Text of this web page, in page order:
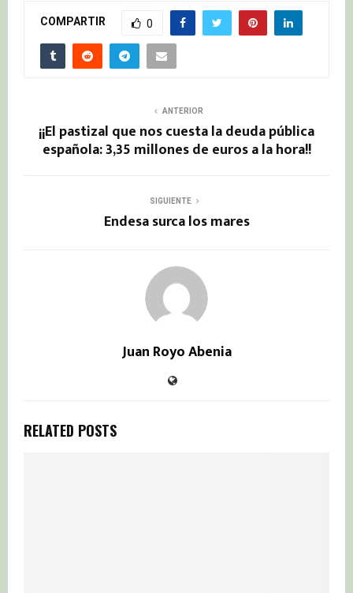
COMPARTIR 0
ANTERIOR
¡¡El pastizal que nos cuesta la deuda pública
española: 3,35 millones de euros a la hora!!
SIGUIENTE
Endesa surca los mares
Juan Royo Abenia
RELATED POSTS